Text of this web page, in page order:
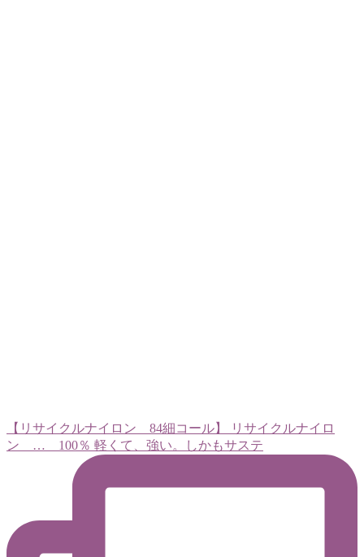
【リサイクルナイロン 84細コール】 リサイクルナイロ
ン … 100％ 軽くて、強い。しかもサステ